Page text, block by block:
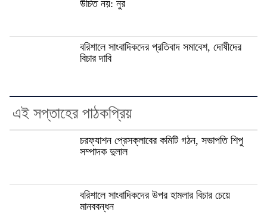
উচিত নয়: নুর
বরিশালে সাংবাদিকদের প্রতিবাদ সমাবেশ, দোষীদের
বিচার দাবি
এই সপ্তাহের পাঠকপ্রিয়
চরফ্যাশন প্রেসক্লাবের কমিটি গঠন, সভাপতি শিপু
সম্পাদক দুলাল
বরিশালে সাংবাদিকদের উপর হামলার বিচার চেয়ে
মানববন্ধন